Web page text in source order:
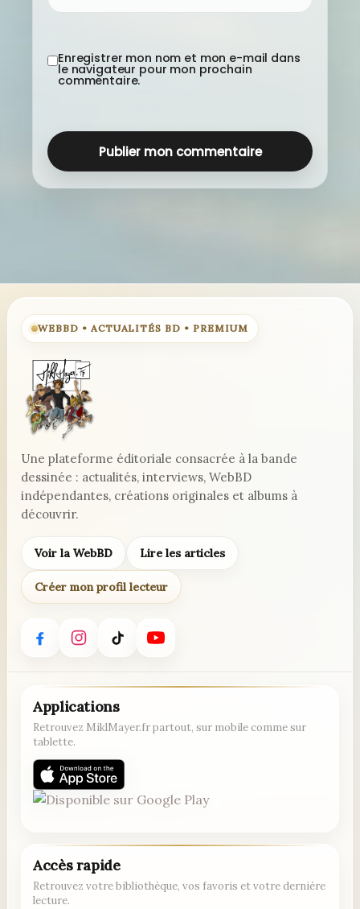
Enregistrer mon nom et mon e-mail dans
le navigateur pour mon prochain
commentaire.
WEBBD • ACTUALITÉS BD • PREMIUM
Une plateforme éditoriale consacrée à la bande
dessinée : actualités, interviews, WebBD
indépendantes, créations originales et albums à
découvrir.
Voir la WebBD Lire les articles
Créer mon profil lecteur
Applications
Retrouvez MiklMayer.fr partout, sur mobile comme sur
tablette.
Accès rapide
Retrouvez votre bibliothèque, vos favoris et votre dernière
lecture.